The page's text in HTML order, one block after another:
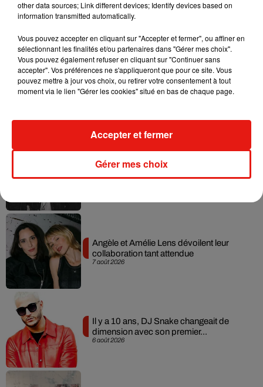
Et puisque l’adage jamais deux sans trois fonctionne aussi
pour les trains franciliens, tout ce mois de Novembre, sur le
RER C , le trafic sera interrompu dès 21h30 en semaine sur
les axesAusterlitz/MassyET Austerlitz/Juvisy.⬨
Musique
RÜFÜS DU SOL annonce un nouvel
album après sa tournée mondiale
7 août 2026
Angèle et Amélie Lens dévoilent leur
collaboration tant attendue
6 août 2026
Il y a 10 ans, DJ Snake changeait de
dimension avec son premier...
other data sources; Link different devices; Identify devices based on
information transmitted automatically.
Vous pouvez accepter en cliquant sur "Accepter et fermer", ou affiner en
sélectionnant les finalités et/ou partenaires dans "Gérer mes choix".
Vous pouvez également refuser en cliquant sur "Continuer sans
accepter". Vos préférences ne s'appliqueront que pour ce site. Vous
pouvez mettre à jour vos choix, ou retirer votre consentement à tout
moment via le lien "Gérer les cookies" situé en bas de chaque page.
Gérer mes choix
Accepter et fermer